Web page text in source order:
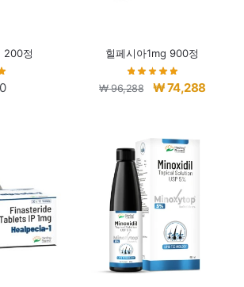
200정 힐페시아1mg 900정
₩96,288
원
격:
₩ 96,288.
₩74,288현